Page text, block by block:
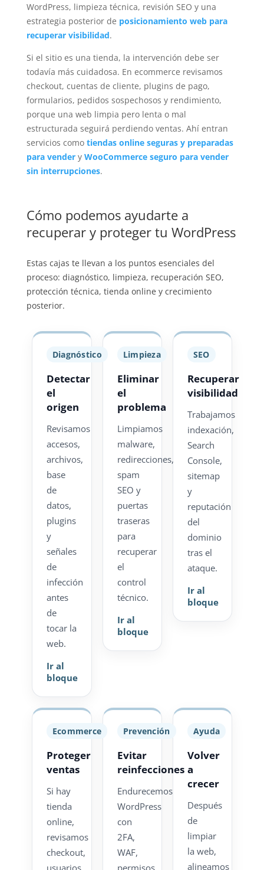
WordPress, limpieza técnica, revisión SEO y una
estrategia posterior de posicionamiento web para
recuperar visibilidad.
Si el sitio es una tienda, la intervención debe ser
todavía más cuidadosa. En ecommerce revisamos
checkout, cuentas de cliente, plugins de pago,
formularios, pedidos sospechosos y rendimiento,
porque una web limpia pero lenta o mal
estructurada seguirá perdiendo ventas. Ahí entran
servicios como tiendas online seguras y preparadas
para vendery WooCommerce seguro para vender
sin interrupciones.
Cómo podemos ayudarte a
recuperar y proteger tu WordPress
Estas cajas te llevan a los puntos esenciales del
proceso: diagnóstico, limpieza, recuperación SEO,
protección técnica, tienda online y crecimiento
posterior.
Diagnóstico
Detectar
el
origen
Revisamos
accesos,
archivos,
base
de
datos,
plugins
y
señales
de
infección
antes
de
tocar la
web.
Ir al
bloque
Limpieza
Eliminar
el
problema
Limpiamos
malware,
redirecciones,
spam
SEO y
puertas
traseras
para
recuperar
el
control
técnico.
Ir al
bloque
SEO
Recuperar
visibilidad
Trabajamos
indexación,
Search
Console,
sitemap
y
reputación
del
dominio
tras el
ataque.
Ir al
bloque
Ecommerce
Proteger
ventas
Si hay
tienda
online,
revisamos
checkout,
Prevención
Evitar
reinfecciones
Endurecemos
WordPress
con
2FA,
WAF,
Ayuda
Volver
a
crecer
Después
de
limpiar
la web,
alineamos